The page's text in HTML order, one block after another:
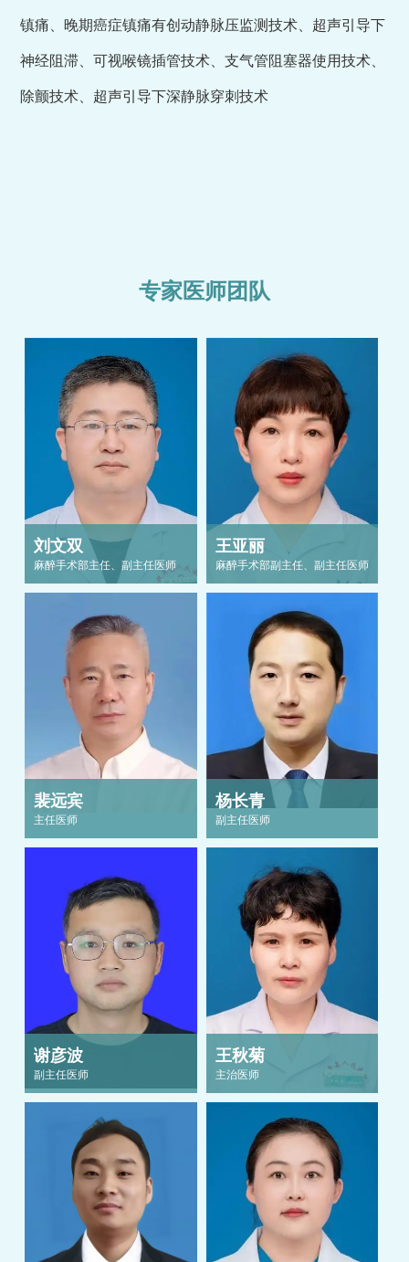
镇痛、晚期癌症镇痛有创动静脉压监测技术、超声引导下
神经阻滞、可视喉镜插管技术、支气管阻塞器使用技术、
除颤技术、超声引导下深静脉穿刺技术
专家医师团队
刘文双
麻醉手术部主任、副主任医师
王亚丽
麻醉手术部副主任、副主任医师
裴远宾
主任医师
杨长青
副主任医师
谢彦波
副主任医师
王秋菊
主治医师